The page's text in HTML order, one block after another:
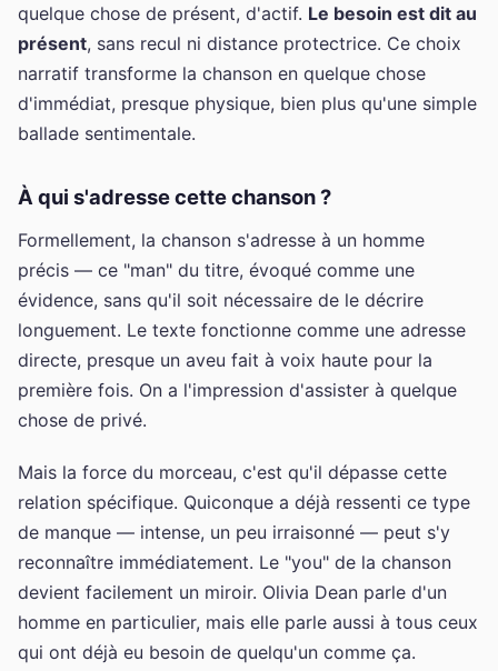
quelque chose de présent, d'actif. Le besoin est dit au
présent, sans recul ni distance protectrice. Ce choix
narratif transforme la chanson en quelque chose
d'immédiat, presque physique, bien plus qu'une simple
ballade sentimentale.
À qui s'adresse cette chanson ?
Formellement, la chanson s'adresse à un homme
précis — ce "man" du titre, évoqué comme une
évidence, sans qu'il soit nécessaire de le décrire
longuement. Le texte fonctionne comme une adresse
directe, presque un aveu fait à voix haute pour la
première fois. On a l'impression d'assister à quelque
chose de privé.
Mais la force du morceau, c'est qu'il dépasse cette
relation spécifique. Quiconque a déjà ressenti ce type
de manque — intense, un peu irraisonné — peut s'y
reconnaître immédiatement. Le "you" de la chanson
devient facilement un miroir. Olivia Dean parle d'un
homme en particulier, mais elle parle aussi à tous ceux
qui ont déjà eu besoin de quelqu'un comme ça.